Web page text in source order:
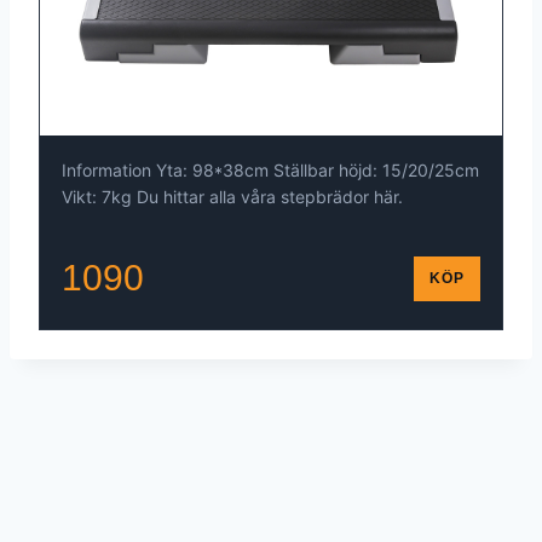
Information Yta: 98*38cm Ställbar höjd: 15/20/25cm
Vikt: 7kg Du hittar alla våra stepbrädor här.
1090 KÖP